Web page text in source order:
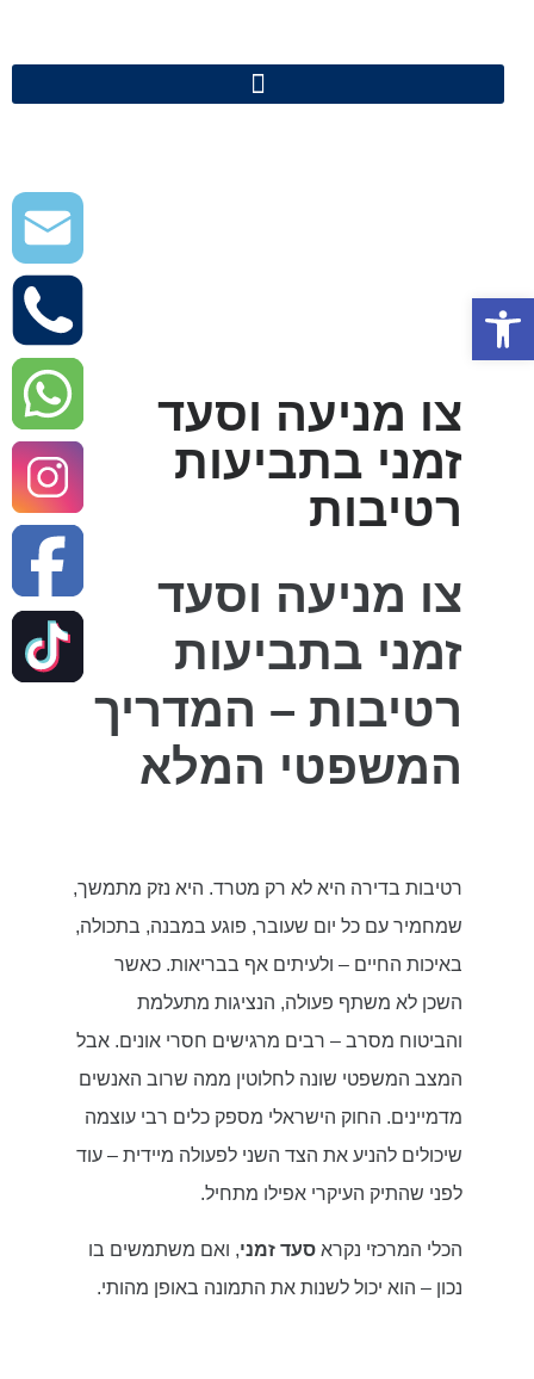
צו מניעה וסעד
זמני בתביעות
רטיבות
צו מניעה וסעד
זמני בתביעות
רטיבות – המדריך
המשפטי המלא
רטיבות בדירה היא לא רק מטרד. היא נזק מתמשך,
שמחמיר עם כל יום שעובר, פוגע במבנה, בתכולה,
באיכות החיים – ולעיתים אף בבריאות. כאשר
השכן לא משתף פעולה, הנציגות מתעלמת
והביטוח מסרב – רבים מרגישים חסרי אונים. אבל
המצב המשפטי שונה לחלוטין ממה שרוב האנשים
מדמיינים. החוק הישראלי מספק כלים רבי עוצמה
שיכולים להניע את הצד השני לפעולה מיידית – עוד
לפני שהתיק העיקרי אפילו מתחיל.
הכלי המרכזי נקרא סעד זמני, ואם משתמשים בו
נכון – הוא יכול לשנות את התמונה באופן מהותי.
פתח סרגל נגישות